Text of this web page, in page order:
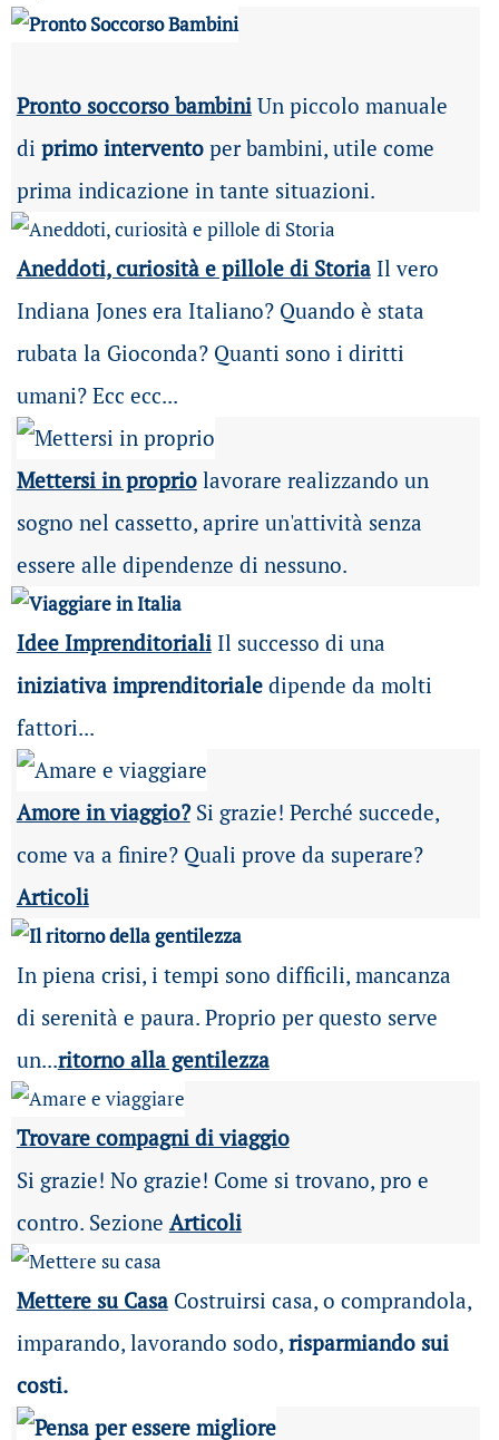
Pronto soccorso bambiniUn piccolo manuale
di primo interventoper bambini, utile come
prima indicazione in tante situazioni.
Aneddoti, curiosità e pillole di Storia Il vero
Indiana Jones era Italiano? Quando è stata
rubata la Gioconda? Quanti sono i diritti
umani? Ecc ecc...
Mettersi in propriolavorare realizzando un
sogno nel cassetto, aprire un'attività senza
essere alle dipendenze di nessuno.
Idee ImprenditorialiIl successo di una
iniziativa imprenditorialedipende da molti
fattori...
Amore in viaggio?Si grazie! Perché succede,
come va a finire? Quali prove da superare?
Articoli
In piena crisi, i tempi sono difficili, mancanza
di serenità e paura. Proprio per questo serve
un...ritorno alla gentilezza
Trovare compagni di viaggio
Si grazie! No grazie! Come si trovano, pro e
contro. Sezione Articoli
Mettere su Casa Costruirsi casa, o comprandola,
imparando, lavorando sodo, risparmiando sui
costi.